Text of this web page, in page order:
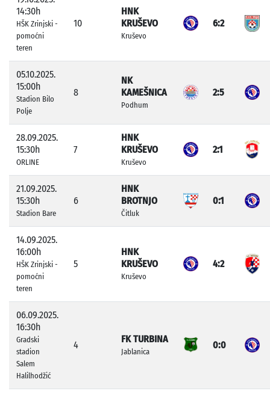
14:30h
HŠK Zrinjski -
pomoćni
teren
10
HNK
KRUŠEVO
Kruševo
6:2
05.10.2025.
15:00h
Stadion Bilo
Polje
8
NK
KAMEŠNICA
Podhum
2:5
28.09.2025.
15:30h
ORLINE
7
HNK
KRUŠEVO
Kruševo
2:1
21.09.2025.
15:30h
Stadion Bare
6
HNK
BROTNJO
Čitluk
0:1
14.09.2025.
16:00h
HŠK Zrinjski -
pomoćni
teren
5
HNK
KRUŠEVO
Kruševo
4:2
06.09.2025.
16:30h
Gradski
stadion
Salem
Halilhodžić
4
FK TURBINA
Jablanica
0:0